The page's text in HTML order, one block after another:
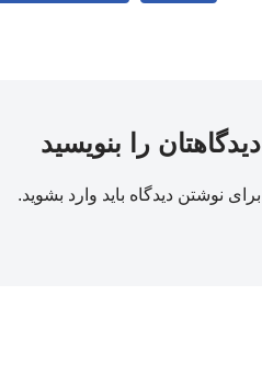
دیدگاهتان را بنویسید
برای نوشتن دیدگاه باید وارد بشوید.